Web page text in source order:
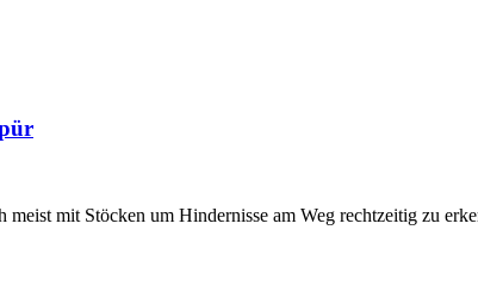
meist mit Stöcken um Hindernisse am Weg rechtzeitig zu